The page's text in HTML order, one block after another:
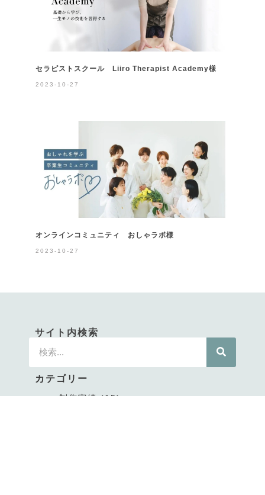
セラピストスクール Liiro Therapist Academy様
2023-10-27
オンラインコミュニティ おしゃラボ様
2023-10-27
サイト内検索
カテゴリー
制作実績(15)